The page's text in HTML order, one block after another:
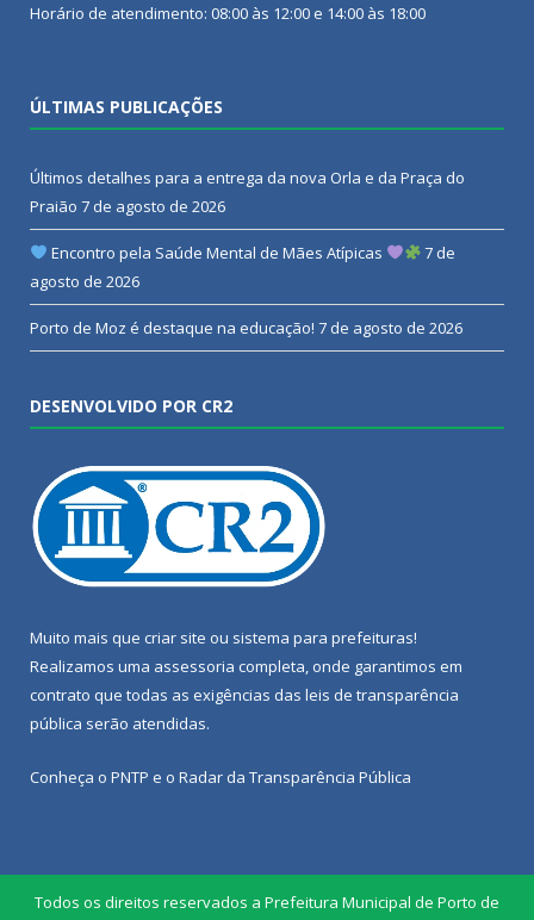
Horário de atendimento: 08:00 às 12:00 e 14:00 às 18:00
ÚLTIMAS PUBLICAÇÕES
Últimos detalhes para a entrega da nova Orla e da Praça do
Praião 7 de agosto de 2026
Encontro pela Saúde Mental de Mães Atípicas
7 de
agosto de 2026
Porto de Moz é destaque na educação! 7 de agosto de 2026
DESENVOLVIDO POR CR2
Muito mais que criar site ou sistema para prefeituras!
Realizamos uma assessoria completa, onde garantimos em
contrato que todas as exigências das leis de transparência
pública serão atendidas.
Conheça o PNTP e o Radar da Transparência Pública
Todos os direitos reservados a Prefeitura Municipal de Porto de